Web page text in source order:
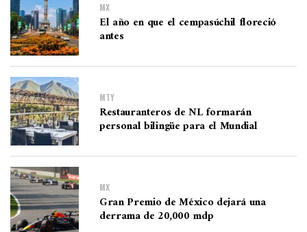
MX
El año en que el cempasúchil floreció
antes
MTY
Restauranteros de NL formarán
personal bilingüe para el Mundial
MX
Gran Premio de México dejará una
derrama de 20,000 mdp